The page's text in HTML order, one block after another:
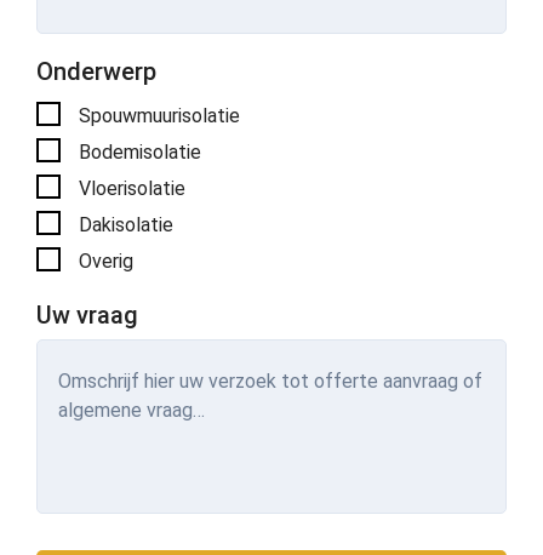
Onderwerp
Spouwmuurisolatie
Bodemisolatie
Vloerisolatie
Dakisolatie
Overig
Uw vraag